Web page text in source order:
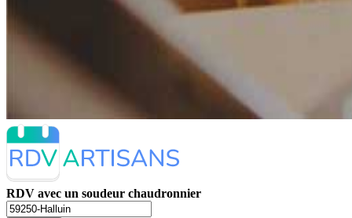
RDV avec un soudeur chaudronnier